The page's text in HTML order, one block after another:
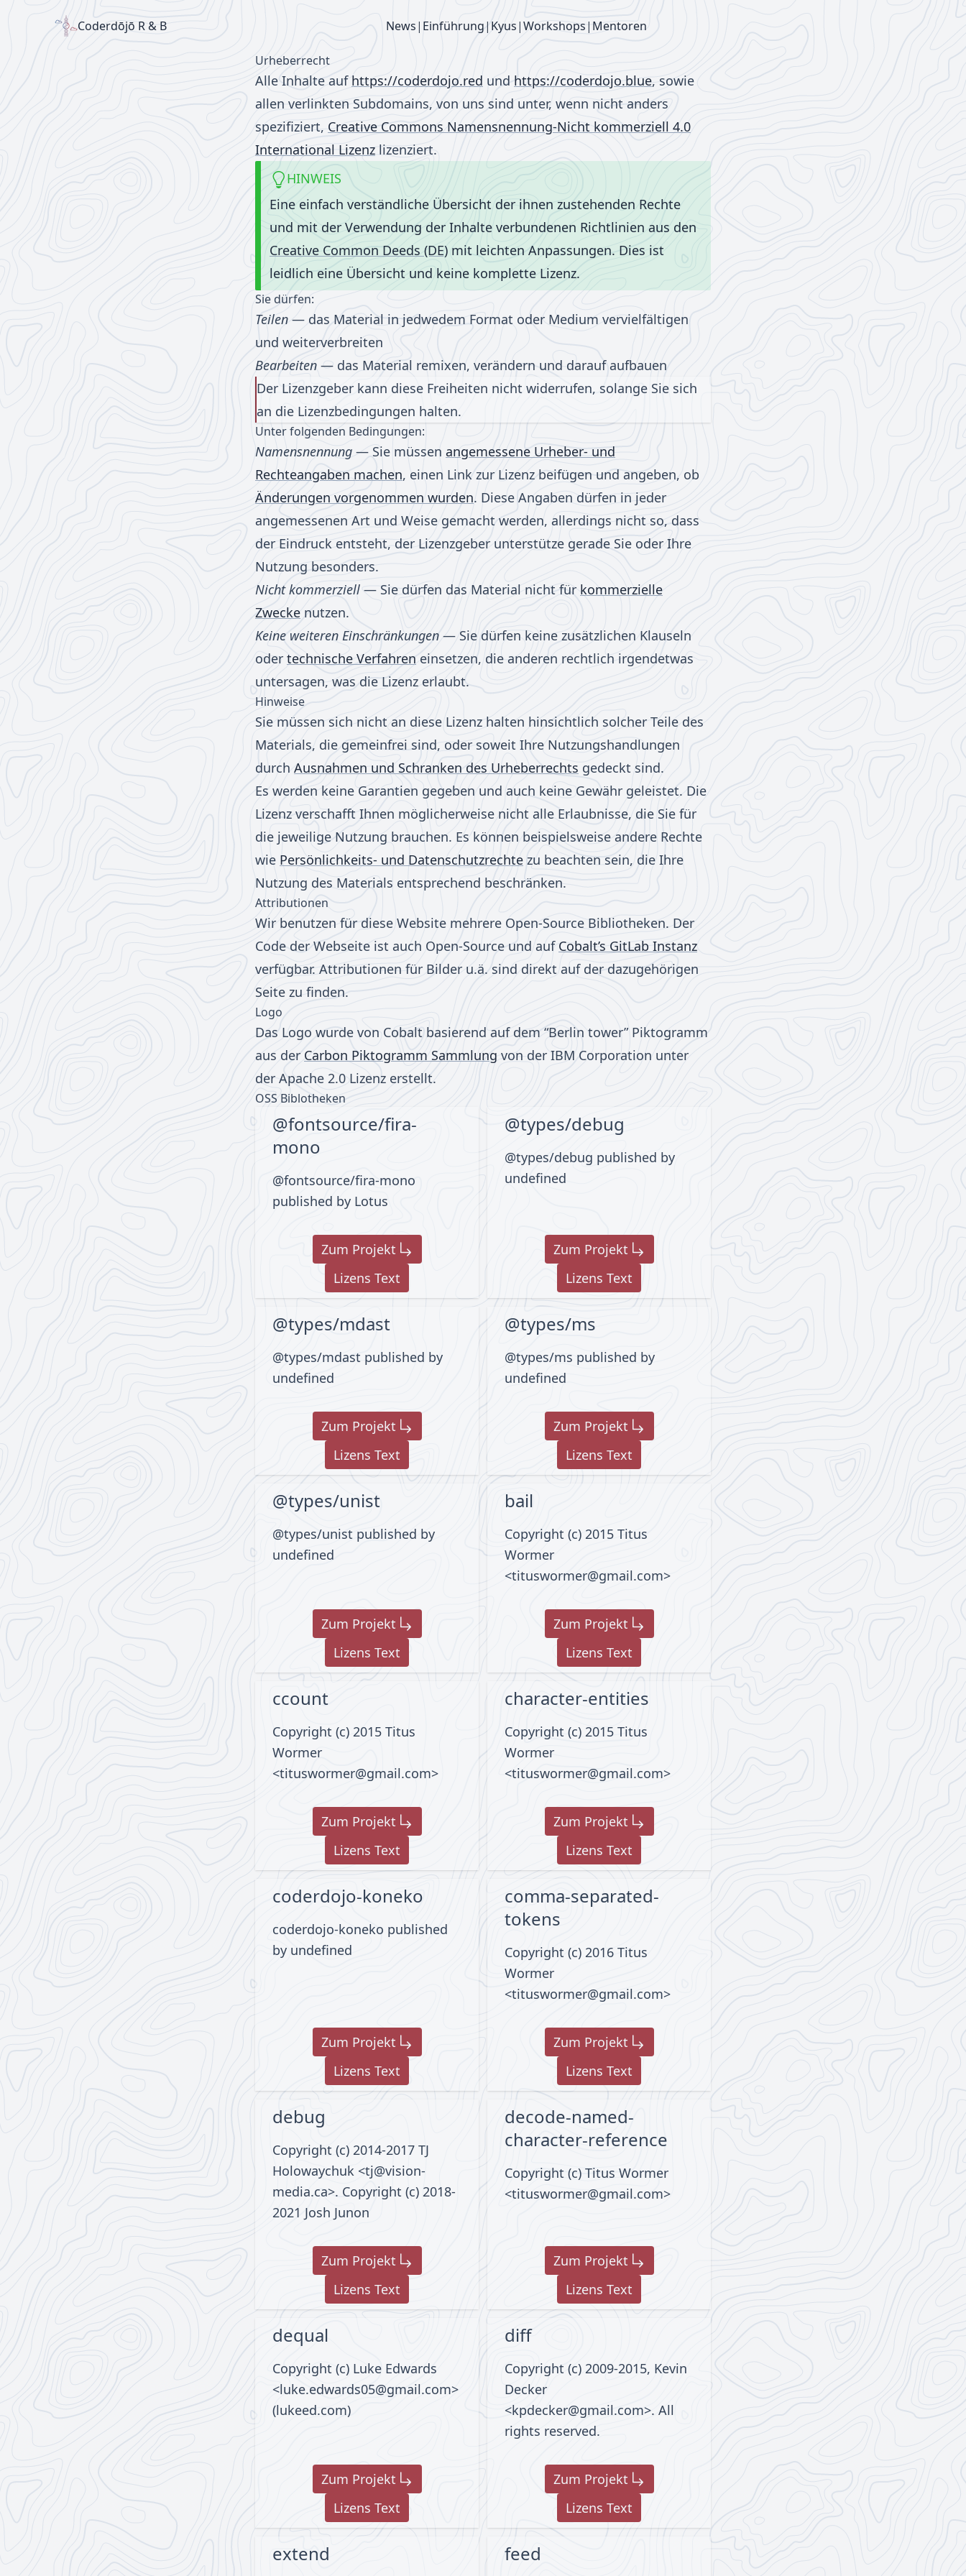
Coderdōjō R & B News| Einführung| Kyus|Workshops| Mentoren
Urheberrecht
Alle Inhalte auf https://coderdojo.red und https://coderdojo.blue, sowie
allen verlinkten Subdomains, von uns sind unter, wenn nicht anders
spezifiziert, Creative Commons Namensnennung-Nicht kommerziell 4.0
International Lizenz lizenziert.
HINWEIS
Eine einfach verständliche Übersicht der ihnen zustehenden Rechte
und mit der Verwendung der Inhalte verbundenen Richtlinien aus den
Creative Common Deeds (DE) mit leichten Anpassungen. Dies ist
leidlich eine Übersicht und keine komplette Lizenz.
Sie dürfen:
Teilen — das Material in jedwedem Format oder Medium vervielfältigen
und weiterverbreiten
Bearbeiten — das Material remixen, verändern und darauf aufbauen
Der Lizenzgeber kann diese Freiheiten nicht widerrufen, solange Sie sich
an die Lizenzbedingungen halten.
Unter folgenden Bedingungen:
Namensnennung — Sie müssen angemessene Urheber- und
Rechteangaben machen, einen Link zur Lizenz beifügen und angeben, ob
Änderungen vorgenommen wurden. Diese Angaben dürfen in jeder
angemessenen Art und Weise gemacht werden, allerdings nicht so, dass
der Eindruck entsteht, der Lizenzgeber unterstütze gerade Sie oder Ihre
Nutzung besonders.
Nicht kommerziell — Sie dürfen das Material nicht für kommerzielle
Zwecke nutzen.
Keine weiteren Einschränkungen — Sie dürfen keine zusätzlichen Klauseln
oder technische Verfahren einsetzen, die anderen rechtlich irgendetwas
untersagen, was die Lizenz erlaubt.
Hinweise
Sie müssen sich nicht an diese Lizenz halten hinsichtlich solcher Teile des
Materials, die gemeinfrei sind, oder soweit Ihre Nutzungshandlungen
durch Ausnahmen und Schranken des Urheberrechts gedeckt sind.
Es werden keine Garantien gegeben und auch keine Gewähr geleistet. Die
Lizenz verschafft Ihnen möglicherweise nicht alle Erlaubnisse, die Sie für
die jeweilige Nutzung brauchen. Es können beispielsweise andere Rechte
wie Persönlichkeits- und Datenschutzrechte zu beachten sein, die Ihre
Nutzung des Materials entsprechend beschränken.
Attributionen
Wir benutzen für diese Website mehrere Open-Source Bibliotheken. Der
Code der Webseite ist auch Open-Source und auf Cobalt’s GitLab Instanz
verfügbar. Attributionen für Bilder u.ä. sind direkt auf der dazugehörigen
Seite zu finden.
Logo
Das Logo wurde von Cobalt basierend auf dem “Berlin tower” Piktogramm
aus der Carbon Piktogramm Sammlung von der IBM Corporation unter
der Apache 2.0 Lizenz erstellt.
OSS Biblotheken
@fontsource/fira-
mono
@fontsource/fira-mono
published by Lotus
Zum Projekt
Lizens Text
@types/debug
@types/debug published by
undefined
Zum Projekt
Lizens Text
@types/mdast
@types/mdast published by
undefined
Zum Projekt
Lizens Text
@types/ms
@types/ms published by
undefined
Zum Projekt
Lizens Text
@types/unist
@types/unist published by
undefined
Zum Projekt
Lizens Text
bail
Copyright (c) 2015 Titus
Wormer
<tituswormer@gmail.com>
Zum Projekt
Lizens Text
ccount
Copyright (c) 2015 Titus
Wormer
<tituswormer@gmail.com>
Zum Projekt
Lizens Text
character-entities
Copyright (c) 2015 Titus
Wormer
<tituswormer@gmail.com>
Zum Projekt
Lizens Text
coderdojo-koneko
coderdojo-koneko published
by undefined
Zum Projekt
Lizens Text
comma-separated-
tokens
Copyright (c) 2016 Titus
Wormer
<tituswormer@gmail.com>
Zum Projekt
Lizens Text
debug
Copyright (c) 2014-2017 TJ
Holowaychuk <tj@vision-
media.ca>. Copyright (c) 2018-
2021 Josh Junon
Zum Projekt
Lizens Text
decode-named-
character-reference
Copyright (c) Titus Wormer
<tituswormer@gmail.com>
Zum Projekt
Lizens Text
dequal
Copyright (c) Luke Edwards
<luke.edwards05@gmail.com>
(lukeed.com)
Zum Projekt
Lizens Text
diff
Copyright (c) 2009-2015, Kevin
Decker
<kpdecker@gmail.com>. All
rights reserved.
Zum Projekt
Lizens Text
extend feed